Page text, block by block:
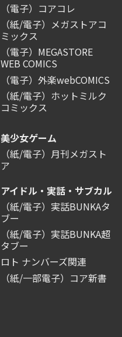
（電子）コアコレ
（紙/電子）メガストアコ
ミックス
（電子）MEGASTORE
WEB COMICS
（電子）外楽webCOMICS
（紙/電子）ホットミルク
コミックス
美少女ゲーム
（紙/電子）月刊メガスト
ア
アイドル・実話・サブカル
（紙/電子）実話BUNKAタ
ブー
（紙/電子）実話BUNKA超
タブー
ロト ナンバーズ関連
（紙/一部電子）コア新書